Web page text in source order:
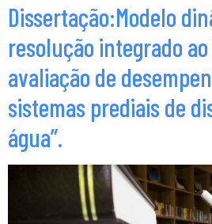
Dissertação:Modelo
resolução integrado ao
avaliação de
sistemas prediais de
água”.